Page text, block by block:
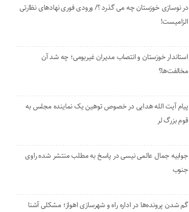
در نوسازی خوزستان چه می گذرد ؟/ ورودی فوری نهادهای نظارتی
الزامیست!
استاندار خوزستان و انتصاب مدیران غیربومی؛ چه شد آن
مخالفت‌ها؟
پیام آیت الله هدایی در خصوص توهین یک نماینده مجلس به
قوم بزرگ لر
جوابیه جمال عالمی نیسی در پاسخ به مطلب منتشر شده راوی
جنوب
گم شدن پرونده‌ها در اداره راه و شهرسازی اهواز؛ مشکلی آشنا